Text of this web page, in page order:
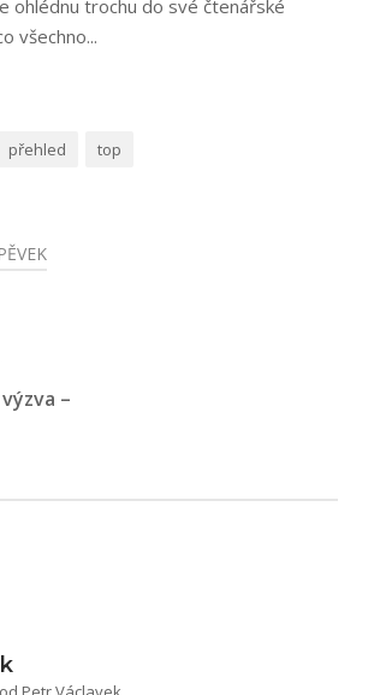
ohlédnu trochu do své čtenářské
všechno...
přehled top
–